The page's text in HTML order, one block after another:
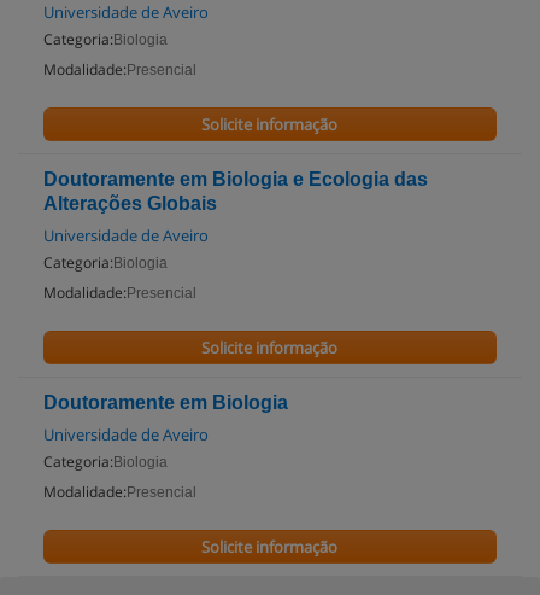
Universidade de Aveiro
Categoria: Biologia
Modalidade: Presencial
Solicite informação
Doutoramente em Biologia e Ecologia das
Alterações Globais
Universidade de Aveiro
Categoria: Biologia
Modalidade: Presencial
Solicite informação
Doutoramente em Biologia
Universidade de Aveiro
Categoria: Biologia
Modalidade: Presencial
Solicite informação